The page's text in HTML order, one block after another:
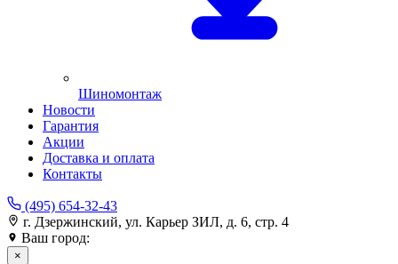
Шиномонтаж
Новости
Гарантия
Акции
Доставка и оплата
Контакты
(495) 654-32-43
г. Дзержинский, ул. Карьер ЗИЛ, д. 6, стр. 4
Ваш город:
×